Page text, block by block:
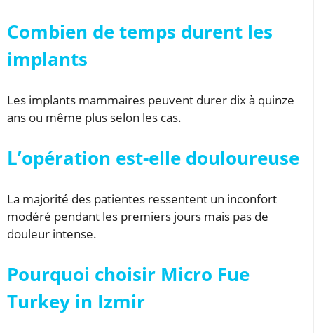
Combien de temps durent les
implants
Les implants mammaires peuvent durer dix à quinze
ans ou même plus selon les cas.
L’opération est-elle douloureuse
La majorité des patientes ressentent un inconfort
modéré pendant les premiers jours mais pas de
douleur intense.
Pourquoi choisir Micro Fue
Turkey in Izmir